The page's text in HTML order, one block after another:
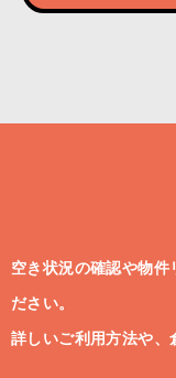
空き状況の確認や物件
ださい。
詳しいご利用方法や、